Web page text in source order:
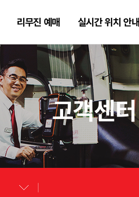
리무진 예매 실시간 위치 안내
고객센터